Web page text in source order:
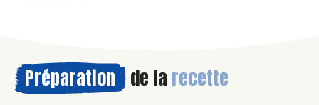
Préparation de la recette